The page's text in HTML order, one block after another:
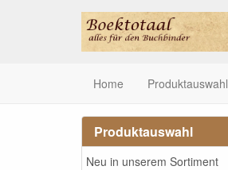
Home Produktauswahl
Produktauswahl
Neu in unserem Sortiment